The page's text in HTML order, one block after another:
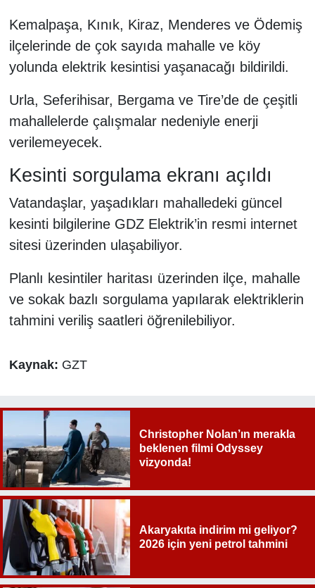
Kemalpaşa, Kınık, Kiraz, Menderes ve Ödemiş
ilçelerinde de çok sayıda mahalle ve köy
yolunda elektrik kesintisi yaşanacağı bildirildi.
Urla, Seferihisar, Bergama ve Tire’de de çeşitli
mahallelerde çalışmalar nedeniyle enerji
verilemeyecek.
Kesinti sorgulama ekranı açıldı
Vatandaşlar, yaşadıkları mahalledeki güncel
kesinti bilgilerine GDZ Elektrik’in resmi internet
sitesi üzerinden ulaşabiliyor.
Planlı kesintiler haritası üzerinden ilçe, mahalle
ve sokak bazlı sorgulama yapılarak elektriklerin
tahmini veriliş saatleri öğrenilebiliyor.
Kaynak: GZT
Christopher Nolan’ın merakla
beklenen filmi Odyssey
vizyonda!
Akaryakıta indirim mi geliyor?
2026 için yeni petrol tahmini